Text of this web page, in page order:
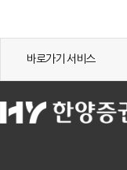
바로가기 서비스